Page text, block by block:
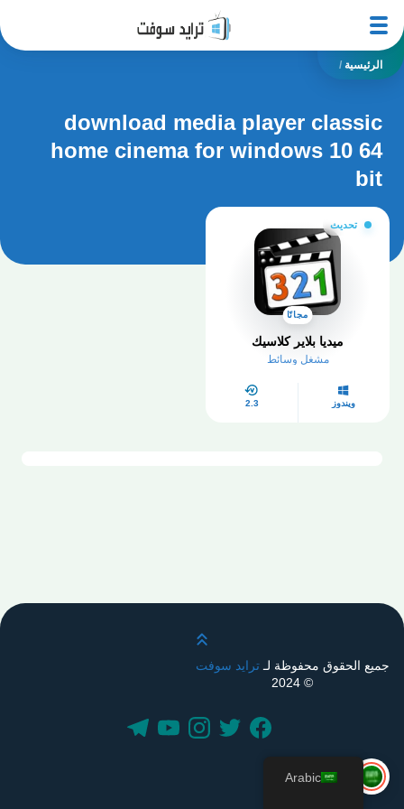
الرئيسية /
download media player classic
home cinema for windows 10 64
bit
تحديث
مجانًا
ميديا بلاير كلاسيك
مشغل وسائط
ويندوز 2.3
قم بالتمرير لأعلى
جميع الحقوق محفوظة لـترايد سوفت
© 2024
Arabic